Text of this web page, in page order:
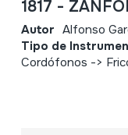
1817 -
Autor Alfonso
Tipo de
Cordófonos ->